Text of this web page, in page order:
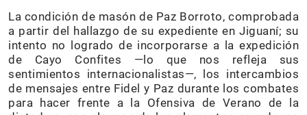
La condición de masón de Paz Borroto, comprobada
a partir del hallazgo de su expediente en Jiguaní; su
intento no logrado de incorporarse a la expedición
de Cayo Confites —lo que nos refleja sus
sentimientos internacionalistas—, los intercambios
de mensajes entre Fidel y Paz durante los combates
para hacer frente a la Ofensiva de Verano de la